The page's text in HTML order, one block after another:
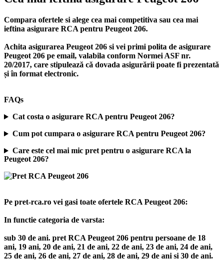
Compara ofertele si alege cea mai competitiva sau cea mai
ieftina asigurare RCA pentru Peugeot 206.
Achita asigurarea Peugeot 206 si vei primi polita de asigurare
Peugeot 206 pe email, valabila conform Normei ASF nr.
20/2017, care stipulează că dovada asigurării poate fi prezentată
și în format electronic.
FAQs
Cat costa o asigurare RCA pentru Peugeot 206?
Cum pot cumpara o asigurare RCA pentru Peugeot 206?
Care este cel mai mic pret pentru o asigurare RCA la
Peugeot 206?
Pe pret-rca.ro vei gasi toate ofertele RCA Peugeot 206:
In functie categoria de varsta:
sub 30 de ani. pret RCA Peugeot 206 pentru persoane de 18
ani, 19 ani, 20 de ani, 21 de ani, 22 de ani, 23 de ani, 24 de ani,
25 de ani, 26 de ani, 27 de ani, 28 de ani, 29 de ani si 30 de ani.